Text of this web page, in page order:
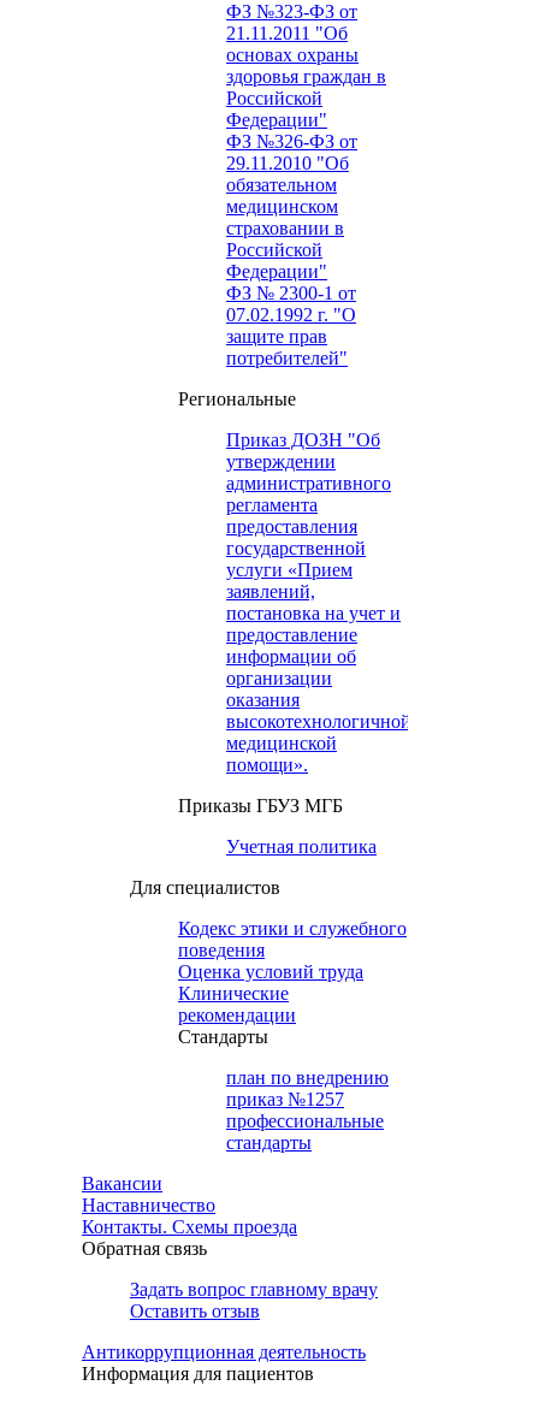
ФЗ №323-ФЗ от
21.11.2011 "Об
основах охраны
здоровья граждан в
Российской
Федерации"
ФЗ №326-ФЗ от
29.11.2010 "Об
обязательном
медицинском
страховании в
Российской
Федерации"
ФЗ № 2300-1 от
07.02.1992 г. "О
защите прав
потребителей"
Региональные
Приказ ДОЗН "Об
утверждении
административного
регламента
предоставления
государственной
услуги «Прием
заявлений,
постановка на учет и
предоставление
информации об
организации
оказания
высокотехнологичной
медицинской
помощи».
Приказы ГБУЗ МГБ
Учетная политика
Для специалистов
Кодекс этики и служебного
поведения
Оценка условий труда
Клинические
рекомендации
Cтандарты
план по внедрению
приказ №1257
профессиональные
стандарты
Вакансии
Наставничество
Контакты. Схемы проезда
Обратная связь
Задать вопрос главному врачу
Оставить отзыв
Антикоррупционная деятельность
Информация для пациентов